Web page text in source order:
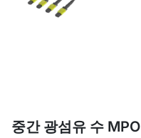
중간 광섬유 수